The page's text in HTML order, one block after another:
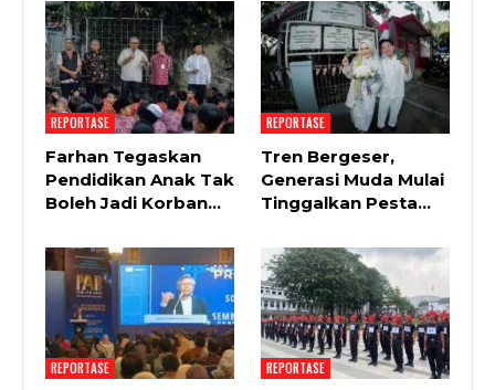
REPORTASE
Farhan Tegaskan
Pendidikan Anak Tak
Boleh Jadi Korban…
REPORTASE
Tren Bergeser,
Generasi Muda Mulai
Tinggalkan Pesta…
REPORTASE REPORTASE